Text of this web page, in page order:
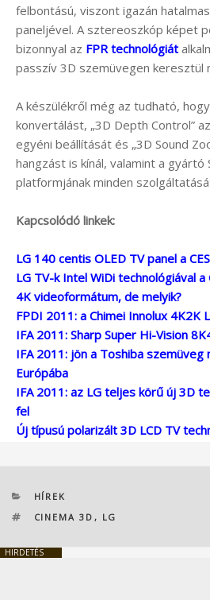
felbontású, viszont igazán
paneljével. A sztereoszkóp képet
bizonnyal az FPR technológiát
passzív 3D szemüvegen keresztül
A készülékről még az tudható,
konvertálást, „3D Depth Control”
egyéni beállítását és „3D Sound
hangzást is kínál, valamint a gyártó
platformjának minden
Kapcsolódó linkek:
LG 140 centis OLED TV panel a
LG TV-k Intel WiDi technológiával a
4K videoformátum, de melyik?
FPDI 2011: a Chimei Innolux 4K2K
IFA 2011: Sharp Super Hi-Vision
IFA 2011: jön a Toshiba szemüveg
Európába
IFA 2011: az LG teljes körű új 3D
fel
Új típusú polarizált 3D LCD TV
KATEGÓRIÁK
HÍREK
CÍMKÉK
CINEMA 3D , LG
HIRDETÉS